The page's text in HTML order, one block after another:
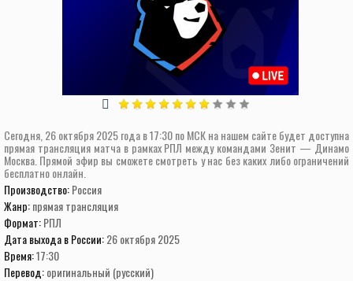
Сегодня, 26 октября 2025 года в 17:30 по МСК на нашем сайте будет доступна
прямая трансляция матча в рамках РПЛ между командами Зенит — Динамо
Москва. Прямой эфир вы сможете смотреть у нас без каких либо ограничений
бесплатно онлайн.
Производство:Россия
Жанр:прямая трансляция
Формат:РПЛ
Дата выхода в России:26 октября 2025
Время:17:30
Перевод:оригинальный (русский)